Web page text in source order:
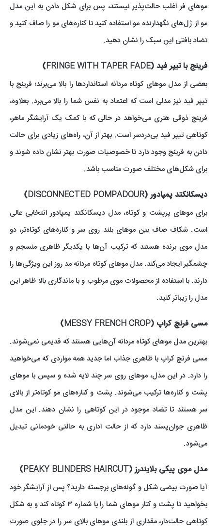
موهای فر اغلب حالت‌پذیر نیستند، پس برای شکل دادن به این مدل
مو از ژل‌های نگهدارنده مو استفاده کنید تا کناره‌های مو را صاف کنید و
تضاد بافتی این سبک را نشان دهید.
فرینج با تیپر فید (FRINGE WITH TAPER FADE)
بعضی از مدل موهای کوتاه مردانه استانداردها را بالا می‌برند؛ فرینج با
تیپر فید نیز مدلی است که اعتماد به نفس شما را بالا می‌برد. بعلاوه،
فرینج ذوقی هنری می‌خواهد در حالی که با کمک یک آرایشگر ماهر،
کوتاهی تیپر فید بی‌دردسر است. بهتر از آن، راه‌های زیادی برای حالت
دادن به فرینج وجود دارد تا خصوصیات صورت بهتر نشان داده شوند و
برای شکل‌های مختلف صورت مناسب باشد.
دیسکانکتد پمپادور (DISCONNECTED POMPADOUR)
برای موهای پرپشت و کوتاه، مدل دیسکانکتد پمپادور انتخابی عالی
است. شکاف صاف بین موهای بلند روی سر و کناره‌های کوتاه‌تر، دو
مدل موی برنده هستند که ترکیب آن‌ها با یکدیگر ظاهری منسجم و
چشمگیر ایجاد می‌کند. مدل موهای کوتاه مردانه مد روز این ویژگی‌ها را
دارند. با استفاده از محصولات موی مرطوب و با ماندگاری بالا ظاهر این
مدل را زیباتر کنید.
مسی فرنچ کراپ (MESSY FRENCH CROP)
بهترین مدل موهای کوتاه مردانه آن‌هایی هستند که قدیمی نمی‌شوند.
مسی فرنچ کراپ با ظاهری جذاب اما جدید همه مواردی که می‌خواهید
را دارد. در این مدل، موهای روی سر چند لایه شده‌ و سپس با موهای
پشت و کناره‌ها ترکیب می‌شوند. پشت و کناره‌های مو کوتاه‌تر از بالای
سر هستند تا تضاد موجود در این کوتاهی را نشان دهند. این مدل
ظاهری جوان‌پسند دارد که از حالت اداری به حالتی خودمانی تبدیل
می‌شود.
مدل موی پیکی بلایندرز (PEAKY BLINDERS HAIRCUT)
آیا صورت بیضی شکل و گونه‌های برجسته دارید؟ پس از آرایشگر خود
بخواهید تا پشت و کنار موهای شما را با شماره ۳ کوتاه کند و به شکل
کوتاهی حالت‌دار، مقداری از بلندی موهای بالای سر را در جلوی صورت